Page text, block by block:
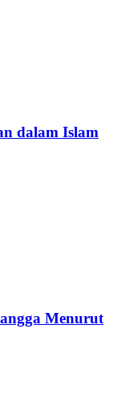
dalam Islam
Menurut